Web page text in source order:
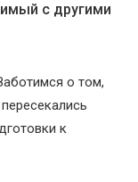
с другими
о том,
к